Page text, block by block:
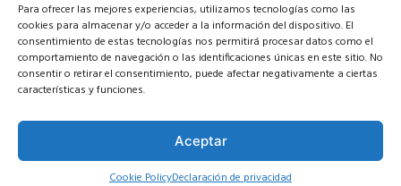
Para ofrecer las mejores experiencias, utilizamos tecnologías como las
cookies para almacenar y/o acceder a la información del dispositivo. El
consentimiento de estas tecnologías nos permitirá procesar datos como el
comportamiento de navegación o las identificaciones únicas en este sitio. No
consentir o retirar el consentimiento, puede afectar negativamente a ciertas
características y funciones.
Aceptar
Cookie PolicyDeclaración de privacidad
Descargo de
responsabilidad
Cookie Policy (US)
Declaración de privacidad
(US)
Acceder
Mi cuenta
2022 © Ecufrost Todos los derechos reservados
Artículo añadido al carrito. Finalizar Compra